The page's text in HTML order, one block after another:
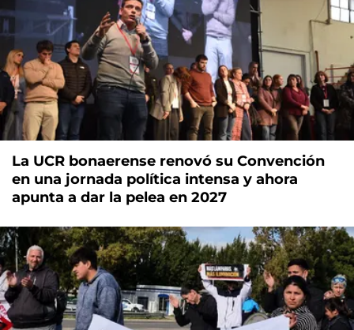
La UCR bonaerense renovó su Convención
en una jornada política intensa y ahora
apunta a dar la pelea en 2027